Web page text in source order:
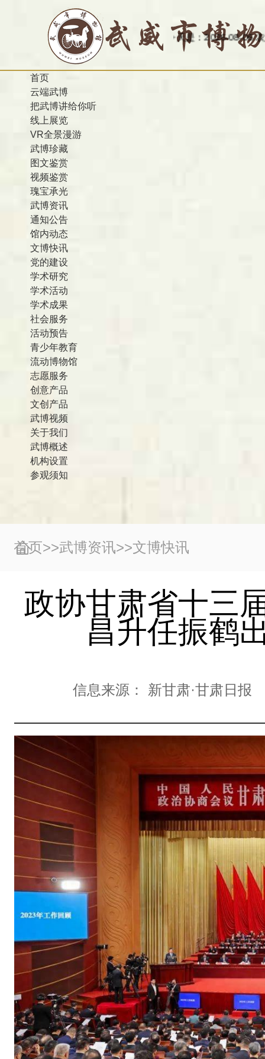
今天是：2026-08-06 农历 丙午 星期
首页
云端武博
把武博讲给你听
线上展览
VR全景漫游
武博珍藏
图文鉴赏
视频鉴赏
瑰宝承光
武博资讯
通知公告
馆内动态
文博快讯
党的建设
学术研究
学术活动
学术成果
社会服务
活动预告
青少年教育
流动博物馆
志愿服务
创意产品
文创产品
武博视频
关于我们
武博概述
机构设置
参观须知
首页>>武博资讯>>文博快讯
政协甘肃省十三
昌升任振鹤
信息来源： 新甘肃·甘肃日报